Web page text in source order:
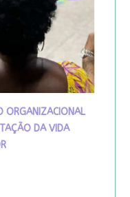
ORGANIZACIONAL
DA VIDA